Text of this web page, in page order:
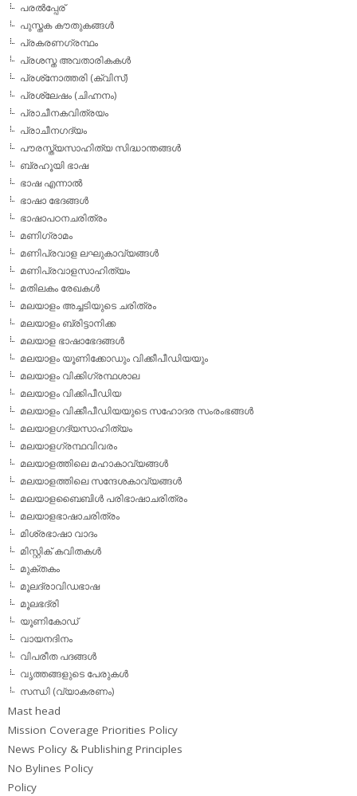
പരല്‍പ്പേര്
പുസ്തക കൗതുകങ്ങള്‍
പ്രകരണഗ്രന്ഥം
പ്രശസ്ത അവതാരികകള്‍
പ്രശ്‌നോത്തരി (ക്വിസ്)
പ്രശ്ലേഷം (ചിഹ്നനം)
പ്രാചീനകവിത്രയം
പ്രാചീനഗദ്യം
പൗരസ്ത്യസാഹിത്യ സിദ്ധാന്തങ്ങള്‍
ബ്രഹൂയി ഭാഷ
ഭാഷ എന്നാല്‍
ഭാഷാ ഭേദങ്ങള്‍
ഭാഷാപഠനചരിത്രം
മണിഗ്രാമം
മണിപ്രവാള ലഘുകാവ്യങ്ങള്‍
മണിപ്രവാളസാഹിത്യം
മതിലകം രേഖകള്‍
മലയാളം അച്ചടിയുടെ ചരിത്രം
മലയാളം ബ്രിട്ടാനിക്ക
മലയാള ഭാഷാഭേദങ്ങള്‍
മലയാളം യൂണിക്കോഡും വിക്കീപീഡിയയും
മലയാളം വിക്കിഗ്രന്ഥശാല
മലയാളം വിക്കിപീഡിയ
മലയാളം വിക്കീപീഡിയയുടെ സഹോദര സംരംഭങ്ങള്‍
മലയാളഗദ്യസാഹിത്യം
മലയാളഗ്രന്ഥവിവരം
മലയാളത്തിലെ മഹാകാവ്യങ്ങള്‍
മലയാളത്തിലെ സന്ദേശകാവ്യങ്ങള്‍
മലയാളബൈബിള്‍ പരിഭാഷാചരിത്രം
മലയാളഭാഷാചരിത്രം
മിശ്രഭാഷാ വാദം
മിസ്റ്റിക് കവിതകള്‍
മുക്തകം
മൂലദ്രാവിഡഭാഷ
മൂലഭദ്രി
യൂണികോഡ്
വായനദിനം
വിപരീത പദങ്ങള്‍
വൃത്തങ്ങളുടെ പേരുകള്‍
സന്ധി (വ്യാകരണം)
Mast head
Mission Coverage Priorities Policy
News Policy & Publishing Principles
No Bylines Policy
Policy